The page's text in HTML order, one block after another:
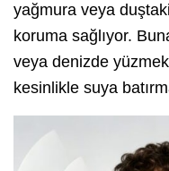
yağmura veya
koruma sağlıyor.
veya denizde
kesinlikle suya